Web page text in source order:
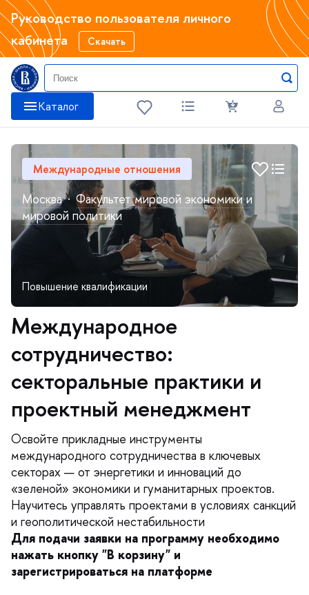
Руководство пользователя личного
кабинета
Скачать
Катало
Международные отношения
Москва · Факультет мировой экономики и
мировой политики
Международное
сотрудничество:
секторальные практики и
проектный менеджмент
Освойте прикладные инструменты
международного сотрудничества в ключевых
секторах — от энергетики и инноваций до
«зеленой» экономики и гуманитарных проектов.
Научитесь управлять проектами в условиях санкций
и геополитической нестабильности
Для подачи заявки на программу необходимо
нажать кнопку "В корзину" и
зарегистрироваться на платформе